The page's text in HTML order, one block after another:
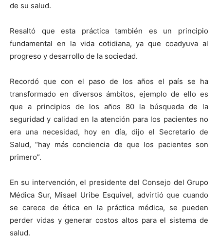
de su salud.
Resaltó que esta práctica también es un principio
fundamental en la vida cotidiana, ya que coadyuva al
progreso y desarrollo de la sociedad.
Recordó que con el paso de los años el país se ha
transformado en diversos ámbitos, ejemplo de ello es
que a principios de los años 80 la búsqueda de la
seguridad y calidad en la atención para los pacientes no
era una necesidad, hoy en día, dijo el Secretario de
Salud, “hay más conciencia de que los pacientes son
primero”.
En su intervención, el presidente del Consejo del Grupo
Médica Sur, Misael Uribe Esquivel, advirtió que cuando
se carece de ética en la práctica médica, se pueden
perder vidas y generar costos altos para el sistema de
salud.